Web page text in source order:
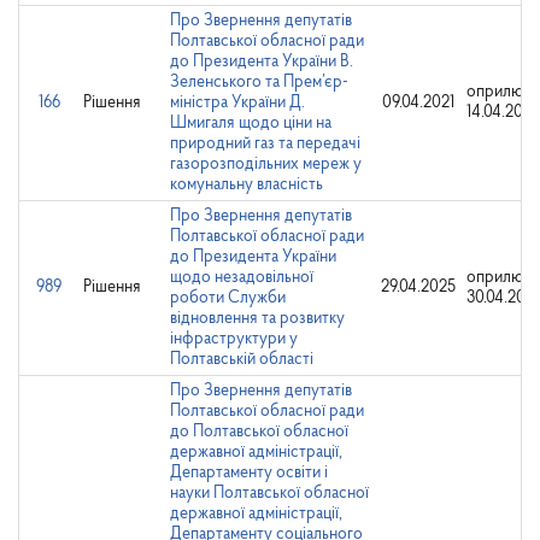
166 Рішення
Про Звернення депутатів
Полтавської обласної ради
до Президента України В.
Зеленського та Прем’єр-
міністра України Д.
Шмигаля щодо ціни на
природний газ та передачі
газорозподільних мереж у
комунальну власність
09.04.2021
14.04.2021
989 Рішення
Про Звернення депутатів
Полтавської обласної ради
до Президента України
щодо незадовільної
роботи Служби
відновлення та розвитку
інфраструктури у
Полтавській області
29.04.2025
Про Звернення депутатів
Полтавської обласної ради
до Полтавської обласної
державної адміністрації,
Департаменту освіти і
науки Полтавської обласної
державної адміністрації,
Департаменту соціального